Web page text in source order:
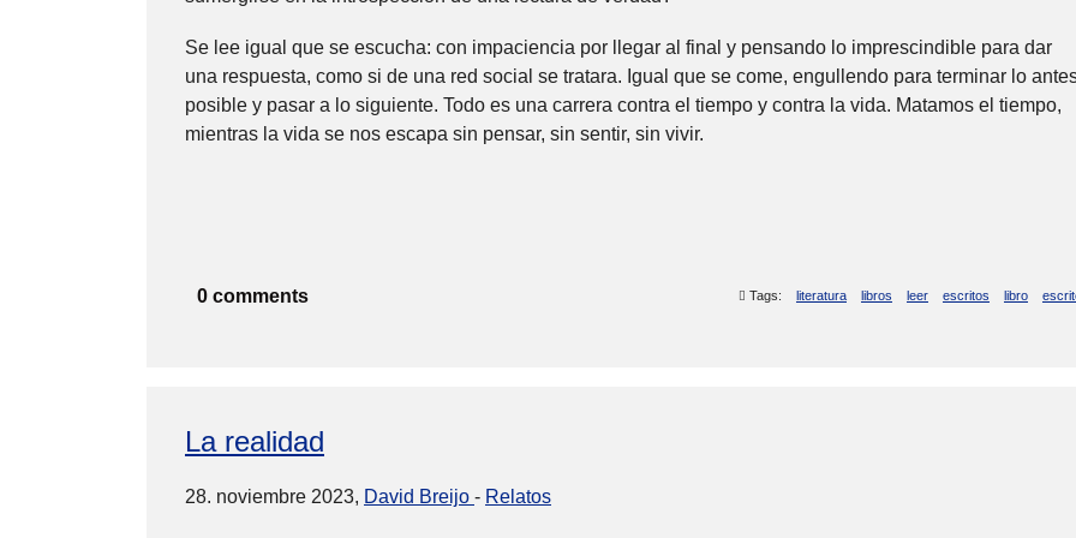
Se lee igual que se escucha: con impaciencia por llegar al final y pensando lo imprescindible para dar
una respuesta, como si de una red social se tratara. Igual que se come, engullendo para terminar lo
posible y pasar a lo siguiente. Todo es una carrera contra el tiempo y contra la vida. Matamos el tiempo,
mientras la vida se nos escapa sin pensar, sin sentir, sin vivir.
0 comments Tags: literatura libros leer escritos libro
La realidad
28. noviembre 2023, David Breijo - Relatos